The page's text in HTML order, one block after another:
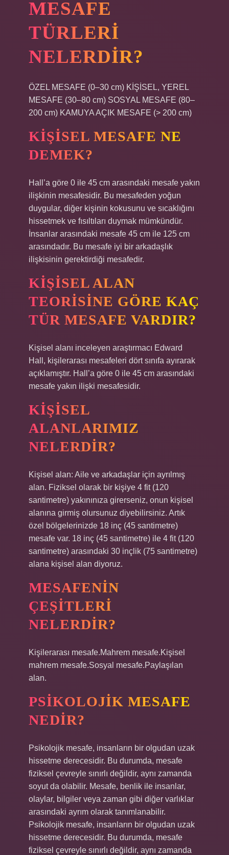
MESAFE
TÜRLERI
NELERDIR?
ÖZEL MESAFE (0–30 cm) KİŞİSEL, YEREL
MESAFE (30–80 cm) SOSYAL MESAFE (80–
200 cm) KAMUYA AÇIK MESAFE (> 200 cm)
KIŞISEL MESAFE NE
DEMEK?
Hall’a göre 0 ile 45 cm arasındaki mesafe yakın
ilişkinin mesafesidir. Bu mesafeden yoğun
duygular, diğer kişinin kokusunu ve sıcaklığını
hissetmek ve fısıltıları duymak mümkündür.
İnsanlar arasındaki mesafe 45 cm ile 125 cm
arasındadır. Bu mesafe iyi bir arkadaşlık
ilişkisinin gerektirdiği mesafedir.
KIŞISEL ALAN
TEORISINE GÖRE KAÇ
TÜR MESAFE VARDIR?
Kişisel alanı inceleyen araştırmacı Edward
Hall, kişilerarası mesafeleri dört sınıfa ayırarak
açıklamıştır. Hall’a göre 0 ile 45 cm arasındaki
mesafe yakın ilişki mesafesidir.
KIŞISEL
ALANLARIMIZ
NELERDIR?
Kişisel alan: Aile ve arkadaşlar için ayrılmış
alan. Fiziksel olarak bir kişiye 4 fit (120
santimetre) yakınınıza girerseniz, onun kişisel
alanına girmiş olursunuz diyebilirsiniz. Artık
özel bölgelerinizde 18 inç (45 santimetre)
mesafe var. 18 inç (45 santimetre) ile 4 fit (120
santimetre) arasındaki 30 inçlik (75 santimetre)
alana kişisel alan diyoruz.
MESAFENIN
ÇEŞITLERI
NELERDIR?
Kişilerarası mesafe.Mahrem mesafe.Kişisel
mahrem mesafe.Sosyal mesafe.Paylaşılan
alan.
PSIKOLOJIK MESAFE
NEDIR?
Psikolojik mesafe, insanların bir olgudan uzak
hissetme derecesidir. Bu durumda, mesafe
fiziksel çevreyle sınırlı değildir, aynı zamanda
soyut da olabilir. Mesafe, benlik ile insanlar,
olaylar, bilgiler veya zaman gibi diğer varlıklar
arasındaki ayrım olarak tanımlanabilir.
Psikolojik mesafe, insanların bir olgudan uzak
hissetme derecesidir. Bu durumda, mesafe
fiziksel çevreyle sınırlı değildir, aynı zamanda